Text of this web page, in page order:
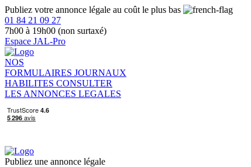
Publiez votre annonce légale au coût le plus bas
01 84 21 09 27
7h00 à 19h00 (non surtaxé)
Espace JAL-Pro
NOS
FORMULAIRES JOURNAUX
HABILITES CONSULTER
LES ANNONCES LEGALES
Publiez une annonce légale